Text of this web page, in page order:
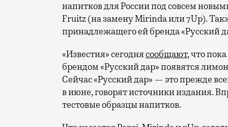
напитков для России под совсем
Fruitz (на замену Mirinda или 7Up).
принадлежащего ей бренда «Русский
«Известия» сегоднясообщают, что
брендом «Русский дар» появятся
Сейчас «Русский дар» — это прежде
в июне, говорят источники издания.
тестовые образцы напитков.